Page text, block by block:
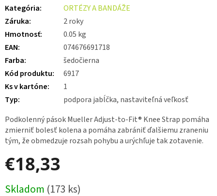
je
z 5
hviezdičiek.
Kategória:
ORTÉZY A BANDÁŽE
Záruka:
2 roky
Hmotnosť:
0.05 kg
EAN:
074676691718
Farba:
šedočierna
Kód produktu:
6917
Ks v kartóne:
1
Typ:
podpora jabĺčka, nastaviteľná veľkosť
Podkolenný pások Mueller Adjust-to-Fit® Knee Strap pomáha
zmierniť bolesť kolena a pomáha zabrániť ďalšiemu zraneniu
tým, že obmedzuje rozsah pohybu a urýchľuje tak zotavenie.
€18,33
Jednotková
cena:
Skladom (173 ks)